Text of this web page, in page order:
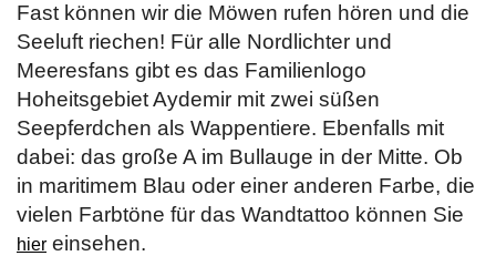
Fast können wir die Möwen rufen hören und die
Seeluft riechen! Für alle Nordlichter und
Meeresfans gibt es das Familienlogo
Hoheitsgebiet Aydemir mit zwei süßen
Seepferdchen als Wappentiere. Ebenfalls mit
dabei: das große A im Bullauge in der Mitte. Ob
in maritimem Blau oder einer anderen Farbe, die
vielen Farbtöne für das Wandtattoo können Sie
hier einsehen.